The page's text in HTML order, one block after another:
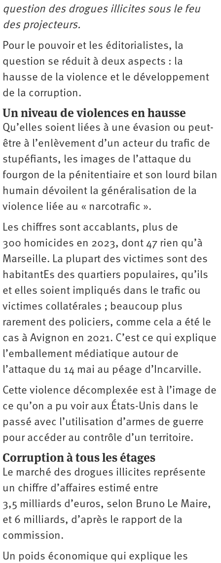
question des drogues illicites sous le feu
des projecteurs.
Pour le pouvoir et les éditorialistes, la
question se réduit à deux aspects : la
hausse de la violence et le développement
de la corruption.
Un niveau de violences en hausse
Qu’elles soient liées à une évasion ou peut-
être à l’enlèvement d’un acteur du trafic de
stupéfiants, les images de l’attaque du
fourgon de la pénitentiaire et son lourd bilan
humain dévoilent la généralisation de la
violence liée au « narcotrafic ».
Les chiffres sont accablants, plus de
300 homicides en 2023, dont 47 rien qu’à
Marseille. La plupart des victimes sont des
habitantEs des quartiers populaires, qu’ils
et elles soient impliqués dans le trafic ou
victimes collatérales ; beaucoup plus
rarement des policiers, comme cela a été le
cas à Avignon en 2021. C’est ce qui explique
l’emballement médiatique autour de
l’attaque du 14 mai au péage d’Incarville.
Cette violence décomplexée est à l’image de
ce qu’on a pu voir aux États-Unis dans le
passé avec l’utilisation d’armes de guerre
pour accéder au contrôle d’un territoire.
Corruption à tous les étages
Le marché des drogues illicites représente
un chiffre d’affaires estimé entre
3,5 milliards d’euros, selon Bruno Le Maire,
et 6 milliards, d’après le rapport de la
commission.
Un poids économique qui explique les